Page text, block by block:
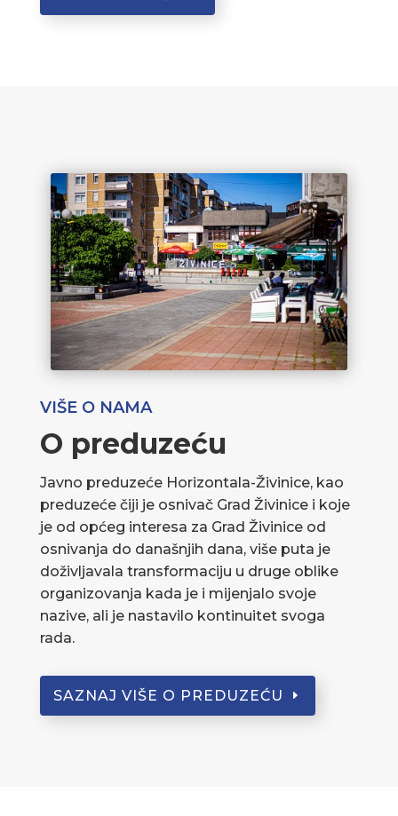
VIŠE O NAMA
O preduzeću
Javno preduzeće Horizontala-Živinice, kao
preduzeće čiji je osnivač Grad Živinice i koje
je od općeg interesa za Grad Živinice od
osnivanja do današnjih dana, više puta je
doživljavala transformaciju u druge oblike
organizovanja kada je i mijenjalo svoje
nazive, ali je nastavilo kontinuitet svoga
rada.
SAZNAJ VIŠE O PREDUZEĆU